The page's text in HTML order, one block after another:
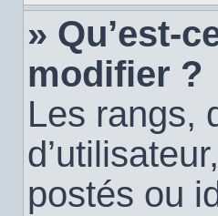
» Qu’est-
modifier ?
Les rangs,
postés ou